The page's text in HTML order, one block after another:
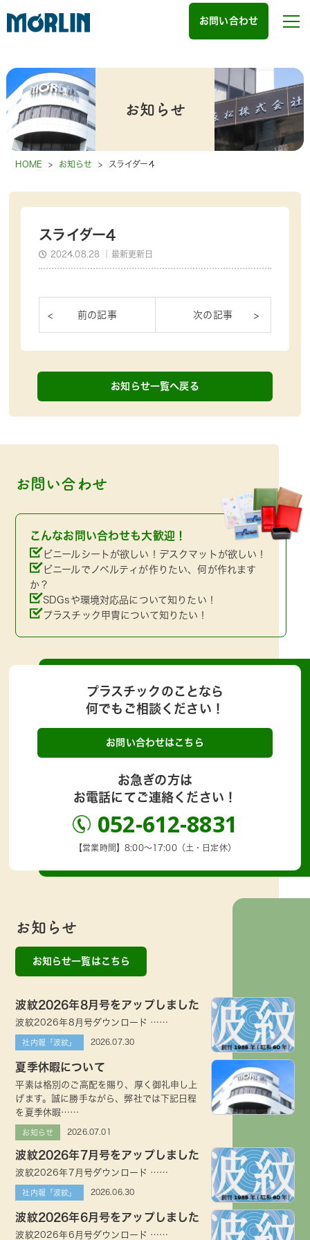
お問い合わせ
お知らせ
HOME > お知らせ > スライダー4
スライダー4
2024.08.28 ｜最新更新日
お知らせ一覧へ戻る
お問い合わせ
こんなお問い合わせも大歓迎！
ビニールシートが欲しい！デスクマットが欲しい！
ビニールでノベルティが作りたい、何が作れます
か？
SDGsや環境対応品について知りたい！
プラスチック甲冑について知りたい！
プラスチックのことなら
何でもご相談ください！
お問い合わせはこちら
お急ぎの方は
お電話にてご連絡ください！
052-612-8831
【営業時間】8:00～17:00（土・日定休）
お知らせ
お知らせ一覧はこちら
波紋2026年8月号をアップしました
波紋2026年8月号ダウンロード ……
社内報「波紋」 2026.07.30
夏季休暇について
平素は格別のご高配を賜り、厚く御礼申し上
げます。誠に勝手ながら、弊社では下記日程
を夏季休暇……
お知らせ 2026.07.01
波紋2026年7月号をアップしました
波紋2026年7月号ダウンロード ……
社内報「波紋」 2026.06.30
波紋2026年6月号をアップしました
波紋2026年6月号ダウンロード ……